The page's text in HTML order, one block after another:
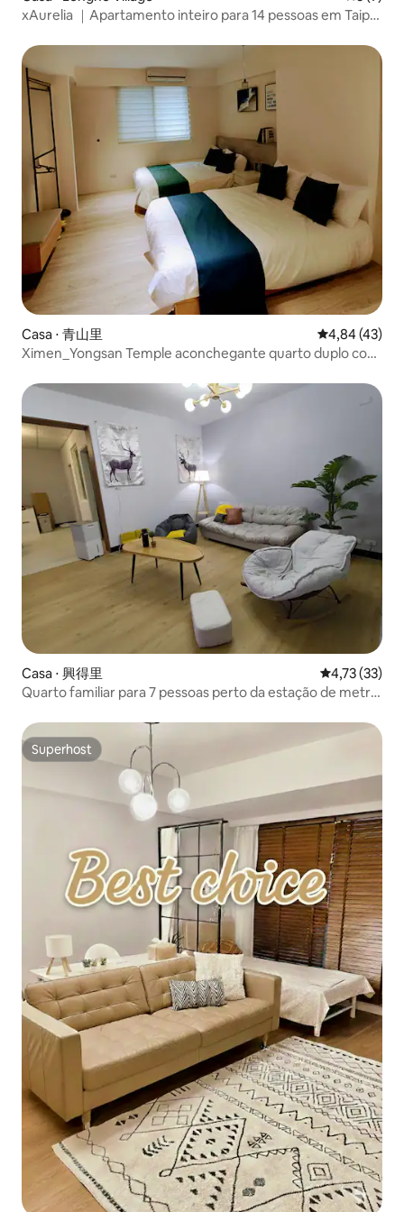
xAurelia ｜Apartamento inteiro para 14 pessoas em Taipei
escolha preferida de famílias e amigos em Dadaocheng｜
Marujama Hanabo｜2+3F
Casa ⋅ 青山里 4,84 de uma
4,84 (43)
Ximen_Yongsan Temple aconchegante quarto duplo com
Casa ⋅ 興得里 4,73 de uma
4,73 (33)
Quarto familiar para 7 pessoas perto da estação de metrô
Superhost
Superhost